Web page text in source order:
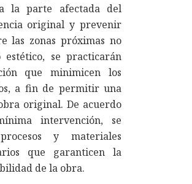
la parte afectada del
original y prevenir
las zonas próximas no
se practicarán
que minimicen los
a fin de permitir una
original. De acuerdo
intervención, se
y materiales
que garanticen la
de la obra.